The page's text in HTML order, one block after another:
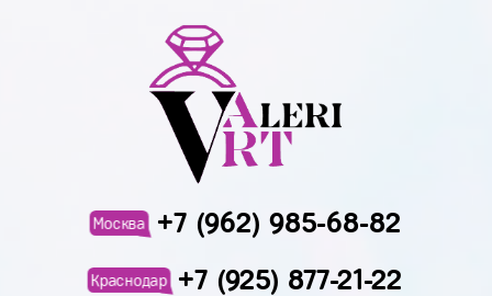
Москва +7 (962) 985-68-82
Краснодар +7 (925) 877-21-22